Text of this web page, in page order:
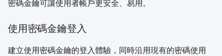
密碼金鑰可讓使用者帳戶更安全、易用。
使用密碼金鑰登入
建立使用密碼金鑰的登入體驗，同時沿用現有的密碼使用